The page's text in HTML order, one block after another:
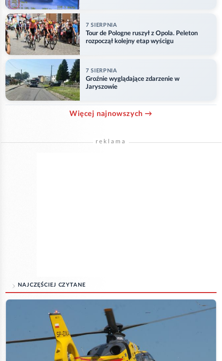
7 SIERPNIA
Tour de Pologne ruszył z Opola. Peleton
rozpoczął kolejny etap wyścigu
7 SIERPNIA
Groźnie wyglądające zdarzenie w
Jaryszowie
Więcej najnowszych →
reklama
NAJCZĘŚCIEJ CZYTANE